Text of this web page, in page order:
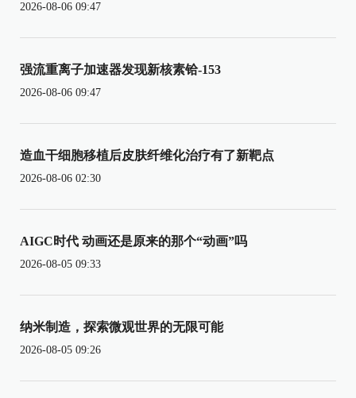
2026-08-06 09:47
强流重离子加速器发现新核素铪-153
2026-08-06 09:47
造血干细胞移植后皮肤纤维化治疗有了新靶点
2026-08-06 02:30
AIGC时代 动画还是原来的那个“动画”吗
2026-08-05 09:33
纳米制造，探索微观世界的无限可能
2026-08-05 09:26